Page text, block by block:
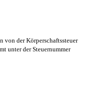
von der Körperschaftssteuer
unter der Steuernummer